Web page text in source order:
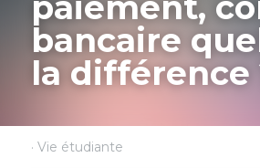
bancaire
la différence
· Vie étudiante